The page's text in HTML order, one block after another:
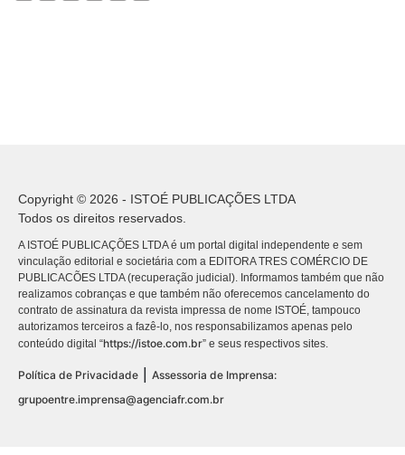
Copyright © 2026 - ISTOÉ PUBLICAÇÕES LTDA
Todos os direitos reservados.
A ISTOÉ PUBLICAÇÕES LTDA é um portal digital independente e sem
vinculação editorial e societária com a EDITORA TRES COMÉRCIO DE
PUBLICACÕES LTDA (recuperação judicial). Informamos também que não
realizamos cobranças e que também não oferecemos cancelamento do
contrato de assinatura da revista impressa de nome ISTOÉ, tampouco
autorizamos terceiros a fazê-lo, nos responsabilizamos apenas pelo
conteúdo digital “https://istoe.com.br” e seus respectivos sites.
Política de Privacidade
Assessoria de Imprensa:
grupoentre.imprensa@agenciafr.com.br